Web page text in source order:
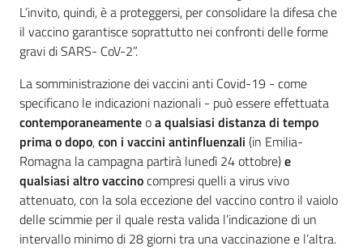
L’invito, quindi, è a proteggersi, per consolidare la difesa che
il vaccino garantisce soprattutto nei confronti delle forme
gravi di SARS- CoV-2”.
La somministrazione dei vaccini anti Covid-19 - come
specificano le indicazioni nazionali - può essere effettuata
contemporaneamenteoa qualsiasi distanza di tempo
prima o dopo,con i vaccini antinfluenzali (in Emilia-
Romagna la campagna partirà lunedì 24 ottobre)e
qualsiasi altro vaccinocompresi quelli a virus vivo
attenuato, con la sola eccezione del vaccino contro il vaiolo
delle scimmie per il quale resta valida l’indicazione di un
intervallo minimo di 28 giorni tra una vaccinazione e l’altra.